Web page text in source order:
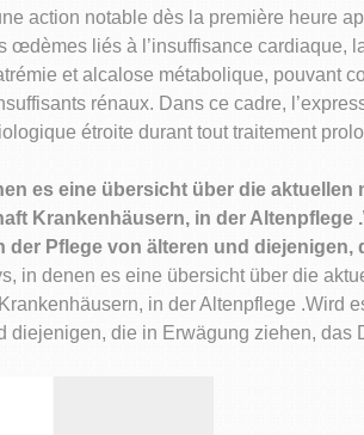
action notable dès la première heure
liés à l’insuffisance cardiaque,
et alcalose métabolique, pouvant
rénaux. Dans ce cadre,
étroite durant tout traitement
es eine übersicht über die aktuellen
Krankenhäusern, in der Altenpflege
Pflege von älteren und
in denen es eine übersicht über die
in der Altenpflege .Wird
die in Erwägung ziehen, das